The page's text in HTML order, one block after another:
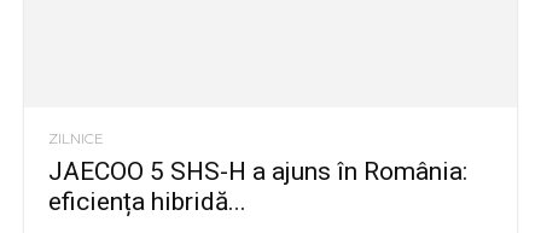
ZILNICE
JAECOO 5 SHS-H a ajuns în România:
eficiența hibridă...